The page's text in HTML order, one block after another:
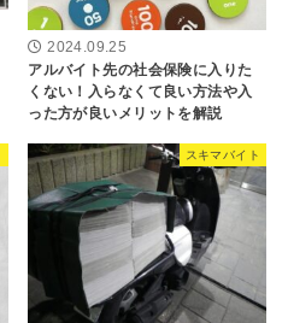
2024.09.25
アルバイト先の社会保険に入りた
くない！入らなくて良い方法や入
った方が良いメリットを解説
スキマバイト